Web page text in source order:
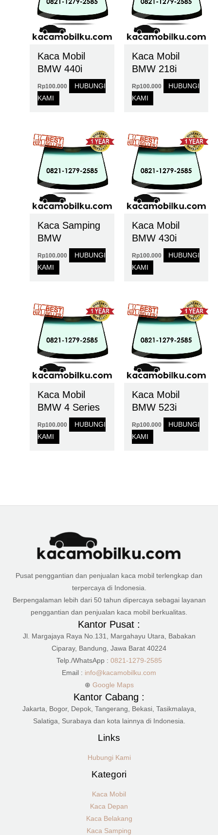
Kaca Mobil
BMW 440i
Rp100.000
HUBUNGI
KAMI
Kaca Mobil
BMW 218i
Rp100.000
HUBUNGI
KAMI
Kaca Samping
BMW
Rp100.000
HUBUNGI
KAMI
Kaca Mobil
BMW 430i
Rp100.000
HUBUNGI
KAMI
Kaca Mobil
BMW 4 Series
Rp100.000
HUBUNGI
KAMI
Kaca Mobil
BMW 523i
Rp100.000
HUBUNGI
KAMI
Pusat penggantian dan penjualan kaca mobil terlengkap dan
terpercaya di Indonesia.
Berpengalaman lebih dari 50 tahun dipercaya sebagai layanan
penggantian dan penjualan kaca mobil berkualitas.
Kantor Pusat :
Jl. Margajaya Raya No.131, Margahayu Utara, Babakan
Ciparay, Bandung, Jawa Barat 40224
Telp./WhatsApp : 0821-1279-2585
Email : info@kacamobilku.com
⊕ Google Maps
Kantor Cabang :
Jakarta, Bogor, Depok, Tangerang, Bekasi, Tasikmalaya,
Salatiga, Surabaya dan kota lainnya di Indonesia.
Links
Hubungi Kami
Kategori
Kaca Mobil
Kaca Depan
Kaca Belakang
Kaca Samping